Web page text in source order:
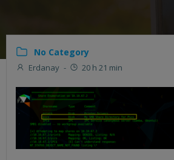
No Category
Erdanay - 20 h 21 min